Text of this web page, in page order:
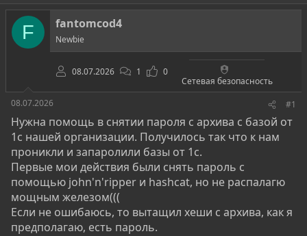
т
о
т
т
а
н
а
ч
а
а
F fantomcod4
Newbie
08.07.2026 1
0
Сетевая безопасность
08.07.2026
#1
Нужна помощь в снятии пароля с архива с базой от
1с нашей организации. Получилось так что к нам
проникли и запаролили базы от 1с.
Первые мои действия были снять пароль с
помощью john'n'ripper и hashcat, но не распалагю
мощным железом(((
Если не ошибаюсь, то вытащил хеши с архива, как я
предполагаю, есть пароль.